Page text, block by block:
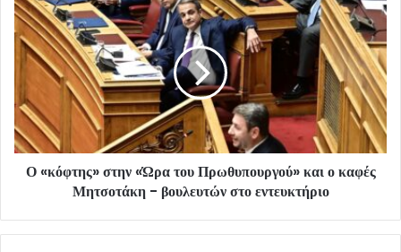
Ο «κόφτης» στην «Ώρα του Πρωθυπουργού» και ο καφές
Μητσοτάκη - βουλευτών στο εντευκτήριο